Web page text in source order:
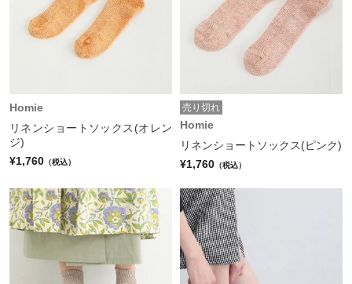
Homie
リネンショートソックス(オレン
ジ)
¥1,760 （税込）
売り切れ
Homie
リネンショートソックス(ピンク)
¥1,760 （税込）